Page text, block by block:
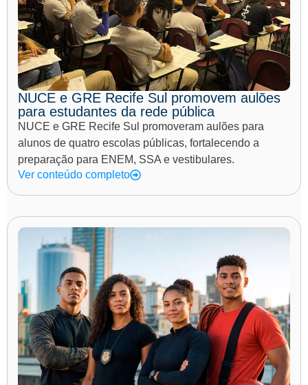
NUCE e GRE Recife Sul promovem aulões
para estudantes da rede pública
NUCE e GRE Recife Sul promoveram aulões para
alunos de quatro escolas públicas, fortalecendo a
preparação para ENEM, SSA e vestibulares.
Ver conteúdo completo